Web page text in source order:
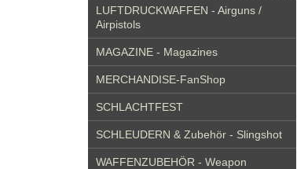
LUFTDRUCKWAFFEN - Airguns /
Airpistols
MAGAZINE - Magazines
MERCHANDISE-FanShop
SCHLACHTFEST
SCHLEUDERN & Zubehör - Slingshot
WAFFENZUBEHÖR - Weapon